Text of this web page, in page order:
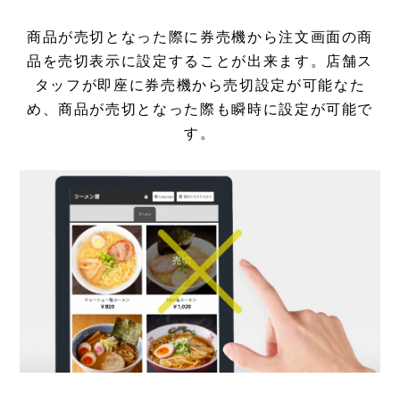
商品が売切となった際に券売機から注文画面の商
品を売切表示に設定することが出来ます。店舗ス
タッフが即座に券売機から売切設定が可能なた
め、商品が売切となった際も瞬時に設定が可能で
す。